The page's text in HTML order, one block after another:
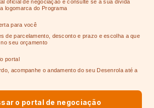
oficial de negociação e consulte se a sua dívida
logomarca do Programa
para você
de parcelamento, desconto e prazo e escolha a que
seu orçamento
portal
acompanhe o andamento do seu Desenrola até a
o portal de negociação